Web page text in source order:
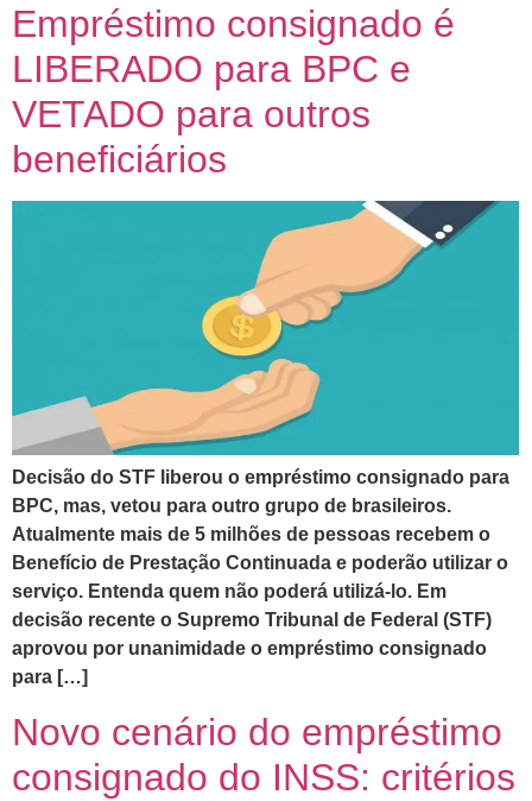
Empréstimo consignado é
LIBERADO para BPC e
VETADO para outros
beneficiários
Decisão do STF liberou o empréstimo consignado para
BPC, mas, vetou para outro grupo de brasileiros.
Atualmente mais de 5 milhões de pessoas recebem o
Benefício de Prestação Continuada e poderão utilizar o
serviço. Entenda quem não poderá utilizá-lo. Em
decisão recente o Supremo Tribunal de Federal (STF)
aprovou por unanimidade o empréstimo consignado
para […]
Novo cenário do empréstimo
consignado do INSS: critérios